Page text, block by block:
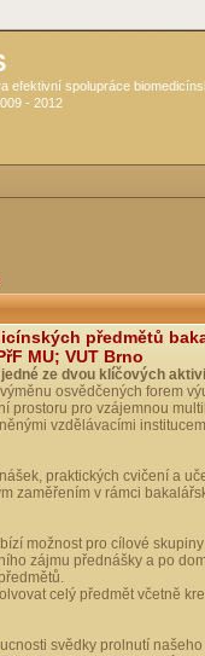
efektivní spolupráce
- 2012
předmětů
MU; VUT Brno
ze dvou klíčových
osvědčených forem
prostoru pro vzájemnou
vzdělávacími
praktických cvičení a
zaměřením v rámci
možnost pro cílové
zájmu přednášky a po
celý předmět včetně
svědky prolnutí